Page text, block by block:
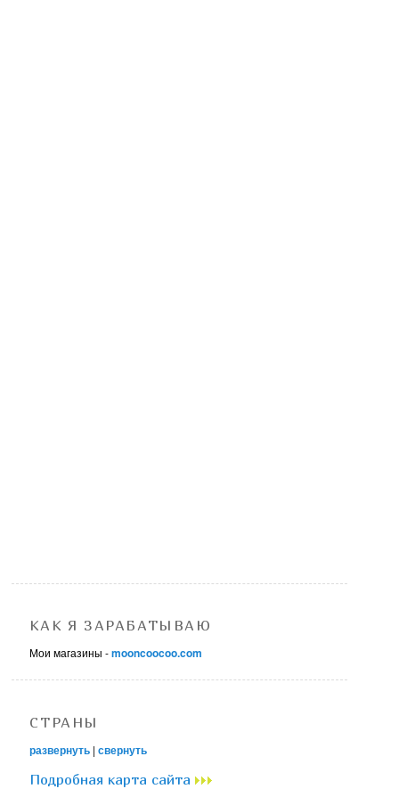
КАК Я ЗАРАБАТЫВАЮ
Мои магазины -mooncoocoo.com
СТРАНЫ
развернуть |свернуть
Подробная карта сайта